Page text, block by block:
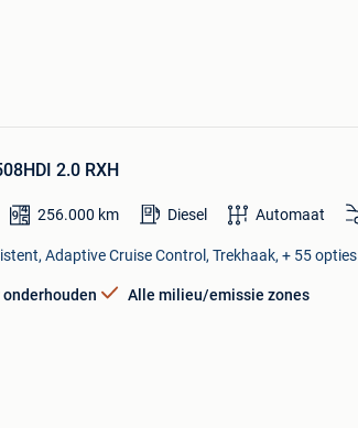
2.0 RXH
256.000 km Diesel Automaat
Adaptive Cruise Control, Trekhaak, + 55 opties
onderhouden Alle milieu/emissie zones